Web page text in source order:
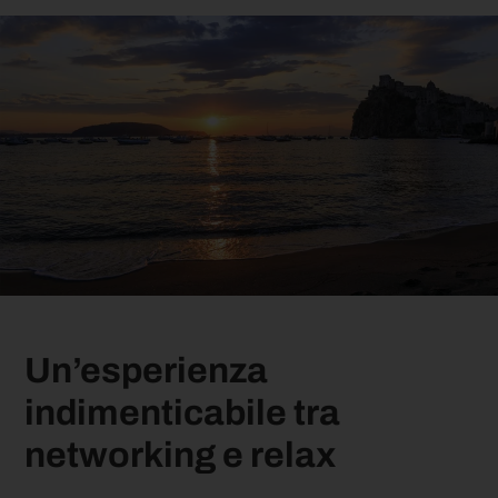
Un’esperienza
indimenticabile tra
networking e relax